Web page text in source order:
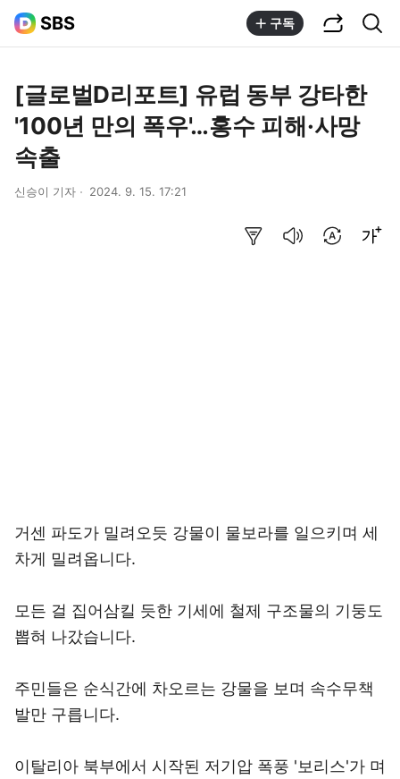
SBS 구독
[글로벌D리포트] 유럽 동부 강타한
'100년 만의 폭우'…홍수 피해·사망
속출
신승이 기자 2024. 9. 15. 17:21
거센 파도가 밀려오듯 강물이 물보라를 일으키며 세
차게 밀려옵니다.
모든 걸 집어삼킬 듯한 기세에 철제 구조물의 기둥도
뽑혀 나갔습니다.
주민들은 순식간에 차오르는 강물을 보며 속수무책
발만 구릅니다.
이탈리아 북부에서 시작된 저기압 폭풍 '보리스'가 며